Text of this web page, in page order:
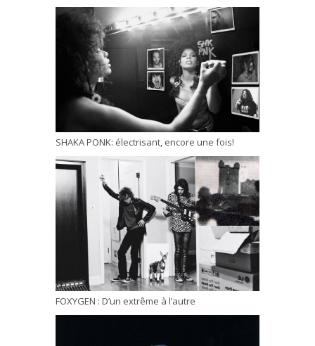
SHAKA PONK: électrisant, encore une fois!
FOXYGEN : D’un extrême à l’autre